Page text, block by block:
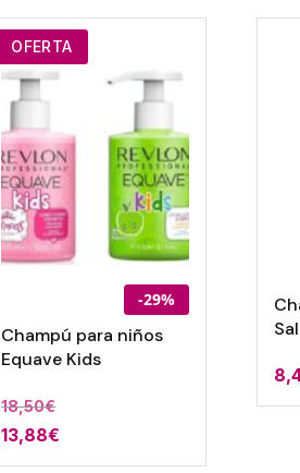
OFERTA
-29%
Champú para niños
Equave Kids
18,50€
13,88€